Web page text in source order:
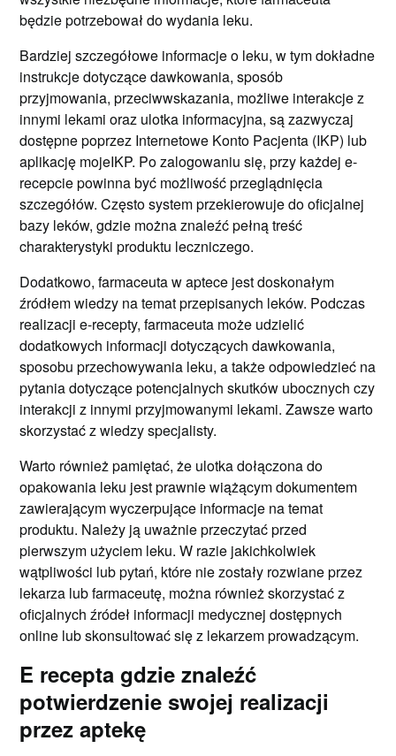
będzie potrzebował do wydania leku.
Bardziej szczegółowe informacje o leku, w tym dokładne
instrukcje dotyczące dawkowania, sposób
przyjmowania, przeciwwskazania, możliwe interakcje z
innymi lekami oraz ulotka informacyjna, są zazwyczaj
dostępne poprzez Internetowe Konto Pacjenta (IKP) lub
aplikację mojeIKP. Po zalogowaniu się, przy każdej e-
recepcie powinna być możliwość przeglądnięcia
szczegółów. Często system przekierowuje do oficjalnej
bazy leków, gdzie można znaleźć pełną treść
charakterystyki produktu leczniczego.
Dodatkowo, farmaceuta w aptece jest doskonałym
źródłem wiedzy na temat przepisanych leków. Podczas
realizacji e-recepty, farmaceuta może udzielić
dodatkowych informacji dotyczących dawkowania,
sposobu przechowywania leku, a także odpowiedzieć na
pytania dotyczące potencjalnych skutków ubocznych czy
interakcji z innymi przyjmowanymi lekami. Zawsze warto
skorzystać z wiedzy specjalisty.
Warto również pamiętać, że ulotka dołączona do
opakowania leku jest prawnie wiążącym dokumentem
zawierającym wyczerpujące informacje na temat
produktu. Należy ją uważnie przeczytać przed
pierwszym użyciem leku. W razie jakichkolwiek
wątpliwości lub pytań, które nie zostały rozwiane przez
lekarza lub farmaceutę, można również skorzystać z
oficjalnych źródeł informacji medycznej dostępnych
online lub skonsultować się z lekarzem prowadzącym.
E recepta gdzie znaleźć
potwierdzenie swojej realizacji
przez aptekę